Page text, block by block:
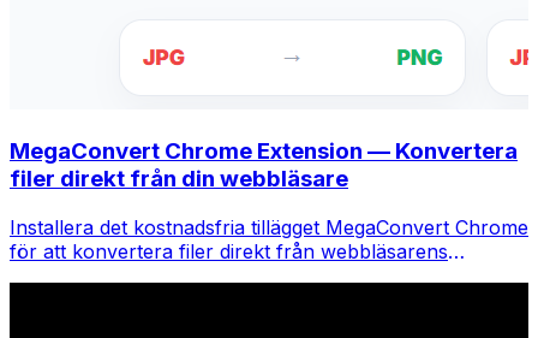
MegaConvert Chrome Extension — Konvertera
filer direkt från din webbläsare
Installera det kostnadsfria tillägget MegaConvert Chrome
för att konvertera filer direkt från webbläsarens